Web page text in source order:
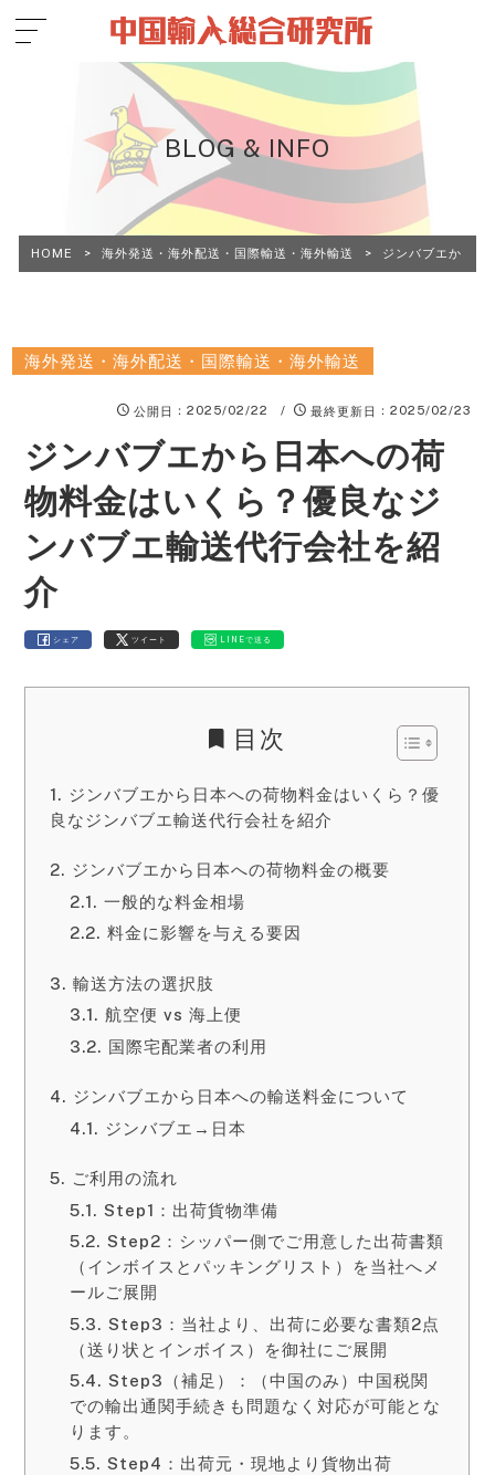
BLOG & INFO
HOME > 海外発送・海外配送・国際輸送・海外輸送 > ジンバブエから日
海外発送・海外配送・国際輸送・海外輸送
公開日 ：2025/02/22 / 最終更新日 ：2025/02/23
ジンバブエから日本への荷
物料金はいくら？優良なジ
ンバブエ輸送代行会社を紹
介
シェア ツイート LINEで送る
目次
ジンバブエから日本への荷物料金はいくら？優
良なジンバブエ輸送代行会社を紹介
ジンバブエから日本への荷物料金の概要
一般的な料金相場
料金に影響を与える要因
輸送方法の選択肢
航空便 vs 海上便
国際宅配業者の利用
ジンバブエから日本への輸送料金について
ジンバブエ→日本
ご利用の流れ
Step1：出荷貨物準備
Step2：シッパー側でご用意した出荷書類
（インボイスとパッキングリスト）を当社へメ
ールご展開
Step3：当社より、出荷に必要な書類2点
（送り状とインボイス）を御社にご展開
Step3（補足）：（中国のみ）中国税関
での輸出通関手続きも問題なく対応が可能とな
ります。
Step4：出荷元・現地より貨物出荷